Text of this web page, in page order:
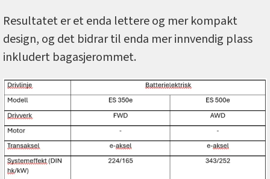
Resultatet er et enda lettere og mer kompakt
design, og det bidrar til enda mer innvendig plass
inkludert bagasjerommet.